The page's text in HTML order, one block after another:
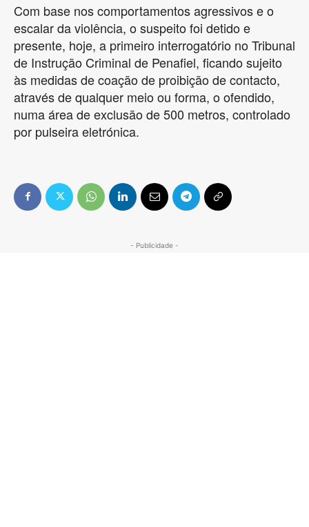
Com base nos comportamentos agressivos e o
escalar da violência, o suspeito foi detido e
presente, hoje, a primeiro interrogatório no Tribunal
de Instrução Criminal de Penafiel, ficando sujeito
às medidas de coação de proibição de contacto,
através de qualquer meio ou forma, o ofendido,
numa área de exclusão de 500 metros, controlado
por pulseira eletrónica.
- Publicidade -